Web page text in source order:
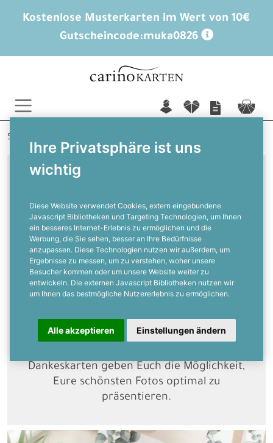
Kostenlose Musterkarten im Wert von 10€
Gutscheincode:muka0826
Ihre Privatsphäre ist uns
wichtig
Diese Website verwendet Cookies, extern eingebundene
Javascript Bibliotheken und Targeting Technologien, um Ihnen
ein besseres Internet-Erlebnis zu ermöglichen und die
Werbung, die Sie sehen, besser an Ihre Bedürfnisse
anzupassen. Diese Technologien nutzen wir außerdem, um
Ergebnisse zu messen, um zu verstehen, woher unsere
Besucher kommen oder um unsere Website weiter zu
entwickeln. Die externen Javascript Bibliotheken nutzen wir
um Ihnen das bestmögliche Nutzererlebnis zu ermöglichen.
Alle akzeptieren Einstellungen ändern
n f c
Startseite
Samantha und Julien
Mit den wundervollen Eukalyptusblättern
verzaubern die Hochzeitskarten aus
unserer "Serie Samantha und Julien". Das
Design wirkt herrlich frisch durch den
von der modernen Serifenschrift ergänzt
werden. Die großen Fotos der
Dankeskarten geben Euch die Möglichkeit,
Eure schönsten Fotos optimal zu
präsentieren.